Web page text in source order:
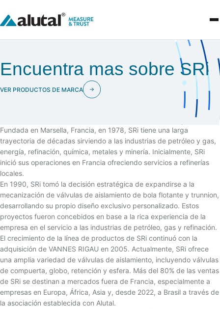
Encuentra mas sobre SRi
VER PRODUCTOS DE MARCA
Fundada en Marsella, Francia, en 1978, SRi tiene una larga
trayectoria de décadas sirviendo a las industrias de petróleo y gas,
energía, refinación, química, metales y minería. Inicialmente, SRi
inició sus operaciones en Francia ofreciendo servicios a refinerías
locales.
En 1990, SRi tomó la decisión estratégica de expandirse a la
mecanización de válvulas de aislamiento de bola flotante y trunnion,
desarrollando su propio diseño exclusivo personalizado. Estos
proyectos fueron concebidos en base a la rica experiencia de la
empresa en el servicio a las industrias de petróleo, gas y refinación.
El crecimiento de la línea de productos de SRi continuó con la
adquisición de VANNES RIGAU en 2005. Actualmente, SRi ofrece
una amplia variedad de válvulas de aislamiento, incluyendo válvulas
de compuerta, globo, retención y esfera. Más del 80% de las ventas
de SRi se destinan a mercados fuera de Francia, especialmente a
empresas en Europa, África, Asia y, desde 2022, a Brasil a través de
la asociación establecida con Alutal.